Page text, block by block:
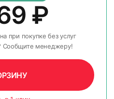
₽
при покупке без услуг
Сообщите менеджеру!